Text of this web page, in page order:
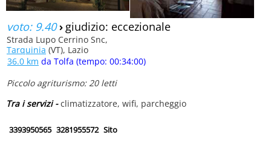
voto: 9.40› giudizio: eccezionale
Strada Lupo Cerrino Snc,
Tarquinia (VT), Lazio
36.0 km da Tolfa (tempo: 00:34:00)
Piccolo agriturismo: 20 letti
Tra i servizi -climatizzatore, wifi, parcheggio
3393950565 3281955572 Sito